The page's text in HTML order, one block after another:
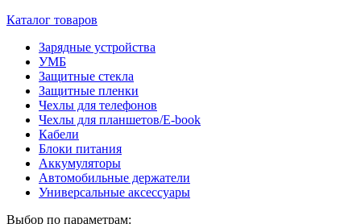
Каталог товаров
Зарядные устройства
УМБ
Защитные стекла
Защитные пленки
Чехлы для телефонов
Чехлы для планшетов/E-book
Кабели
Блоки питания
Аккумуляторы
Автомобильные держатели
Универсальные аксессуары
Выбор по параметрам: